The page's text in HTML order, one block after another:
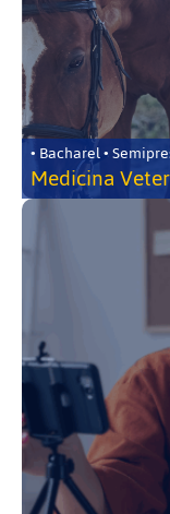
• Bacharel •
Medicina